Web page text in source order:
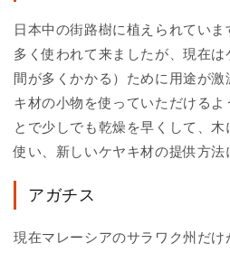
日本中の街路樹に植えられてい
多く使われて来ましたが、現在
間が多くかかる）ために用途が
キ材の小物を使っていただける
とで少しでも乾燥を早くして、
使い、新しいケヤキ材の提供方法
アガチス
現在マレーシアのサラワク州だ